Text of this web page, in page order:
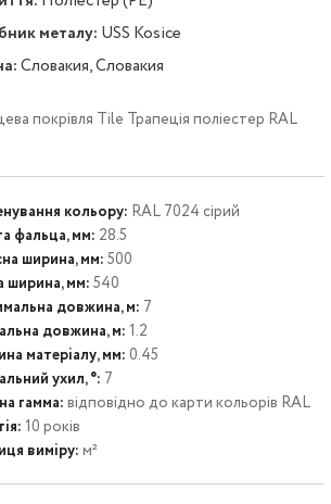
металу: USS Kosice
Словакия, Словакия
покрівля Tile Трапеція поліестер RAL
кольору: RAL 7024 сірий
фальца, мм: 28.5
ширина, мм:500
ширина, мм: 540
довжина, м: 7
довжина, м: 1.2
матеріалу, мм: 0.45
ухил, °: 7
гамма: відповідно до карти кольорів RAL
10 років
виміру: м²